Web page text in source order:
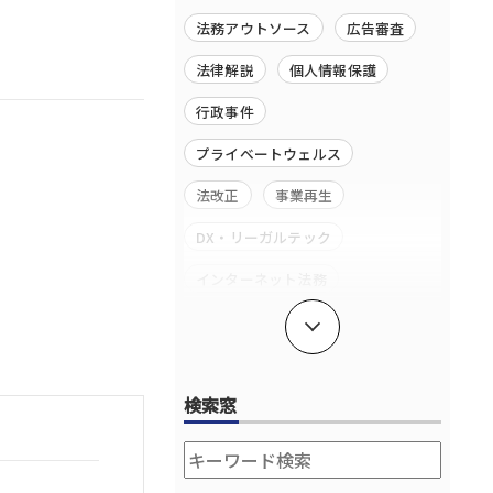
法務アウトソース
広告審査
法律解説
個人情報保護
行政事件
プライベートウェルス
法改正
事業再生
DX・リーガルテック
独禁法・競争法
コーポレート・コーポレートガバ
ナンス
エンターテイメント・スポーツ法
務
検索窓